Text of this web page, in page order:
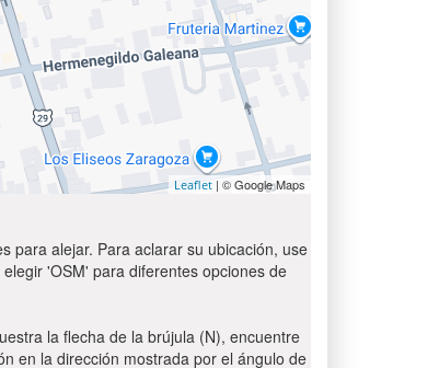
Leaflet | © Google Maps
para alejar. Para aclarar su ubicación, use
'OSM' para diferentes opciones de
la flecha de la brújula (N), encuentre
en la dirección mostrada por el ángulo de